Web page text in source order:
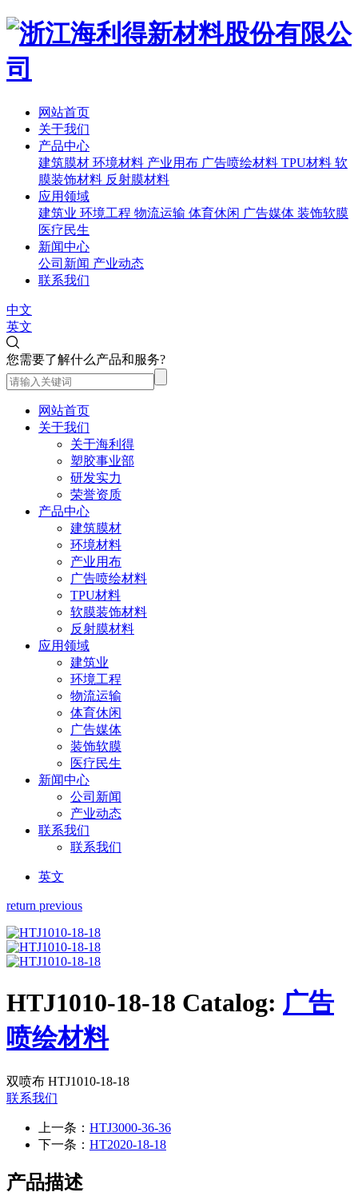
网站首页
关于我们
产品中心
建筑膜材 环境材料 产业用布 广告喷绘材料 TPU材料 软
膜装饰材料 反射膜材料
应用领域
建筑业 环境工程 物流运输 体育休闲 广告媒体 装饰软膜
医疗民生
新闻中心
公司新闻 产业动态
联系我们
中文
英文
您需要了解什么产品和服务?
网站首页
关于我们
关于海利得
塑胶事业部
研发实力
荣誉资质
产品中心
建筑膜材
环境材料
产业用布
广告喷绘材料
TPU材料
软膜装饰材料
反射膜材料
应用领域
建筑业
环境工程
物流运输
体育休闲
广告媒体
装饰软膜
医疗民生
新闻中心
公司新闻
产业动态
联系我们
联系我们
英文
return previous
HTJ1010-18-18 Catalog: 广告
喷绘材料
双喷布 HTJ1010-18-18
联系我们
上一条： HTJ3000-36-36
下一条： HT2020-18-18
产品描述